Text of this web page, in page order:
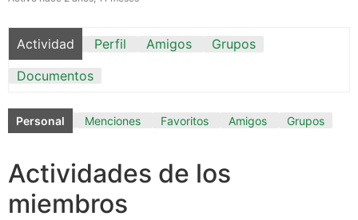
Actividad Perfil Amigos
Grupos
Documentos
Personal Menciones Favoritos Amigos Grupos
Actividades de los
miembros